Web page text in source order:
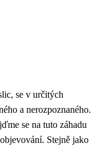
se v určitých
a nerozpoznaného.
se na tuto záhadu
Stejně jako